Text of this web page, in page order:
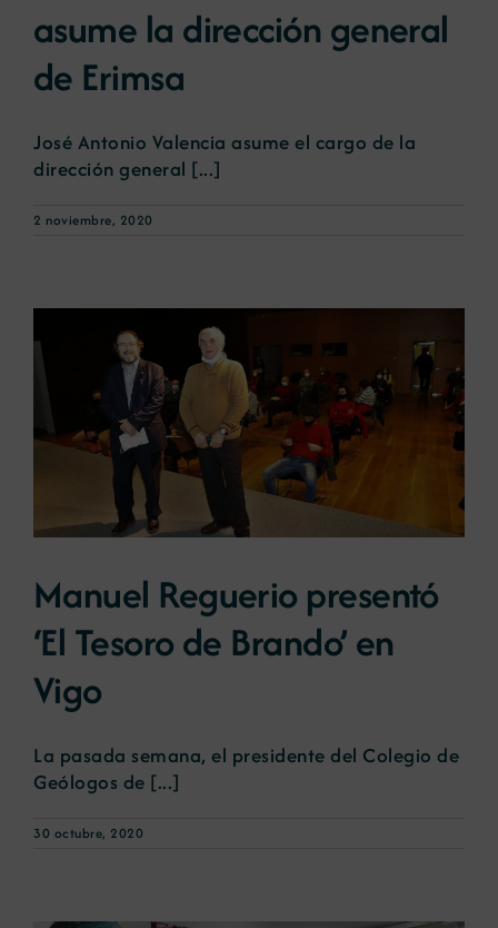
Noticias
Portal de empleo
Contacto
asume la dirección general
de Erimsa
José Antonio Valencia asume el cargo de la
dirección general [...]
2 noviembre, 2020
Manuel Reguerio presentó
‘El Tesoro de Brando’ en
Vigo
La pasada semana, el presidente del Colegio de
Geólogos de [...]
30 octubre, 2020